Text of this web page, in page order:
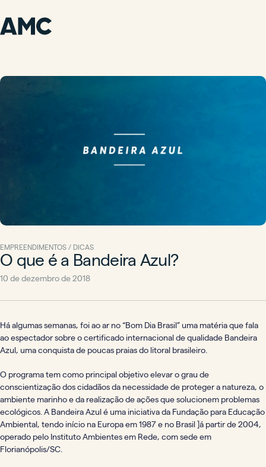
O que é a Bandeira Azul?
EMPREENDIMENTOS / DICAS
10 de dezembro de 2018
Há algumas semanas, foi ao ar no “Bom Dia Brasil” uma matéria que fala
ao espectador sobre o certificado internacional de qualidade Bandeira
Azul, uma conquista de poucas praias do litoral brasileiro.
O programa tem como principal objetivo elevar o grau de
conscientização dos cidadãos da necessidade de proteger a natureza, o
ambiente marinho e da realização de ações que solucionem problemas
ecológicos. A Bandeira Azul é uma iniciativa da Fundação para Educação
Ambiental, tendo início na Europa em 1987 e no Brasil ]á partir de 2004,
operado pelo Instituto Ambientes em Rede, com sede em
Florianópolis/SC.